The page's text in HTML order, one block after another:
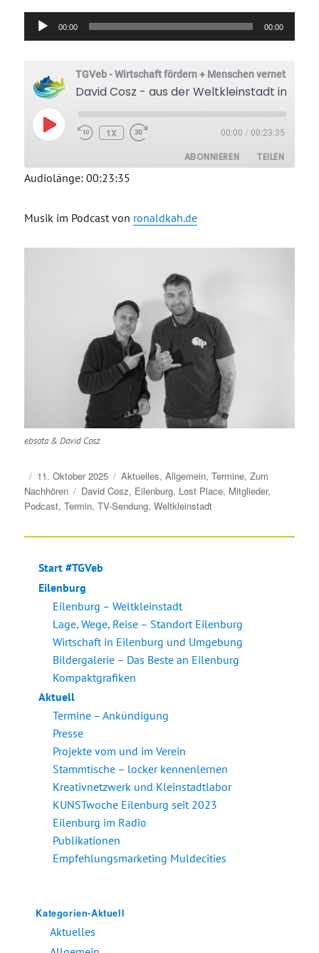
Audio-
Player
00:00 00:00
TGVeb - Wirtschaft fördern + Menschen vernetzen
PLAY
EPISODE 1X 00:00 / 00:23:35
ABONNIEREN TEILEN
LINK
Audiolänge: 00:23:35
Musik im Podcast von ronaldkah.de
ebsota & David Cosz
Veröffentlicht
am
11. Oktober 2025 Kategorien
Aktuelles,Allgemein,Termine,Zum
Nachhören
Schlagwörter
David Cosz, Eilenburg, Lost Place, Mitglieder,
Podcast,Termin,TV-Sendung,Weltkleinstadt
Start #TGVeb
Eilenburg
Eilenburg – Weltkleinstadt
Lage, Wege, Reise – Standort Eilenburg
Wirtschaft in Eilenburg und Umgebung
Bildergalerie – Das Beste an Eilenburg
Kompaktgrafiken
Aktuell
Termine – Ankündigung
Presse
Projekte vom und im Verein
Stammtische – locker kennenlernen
Kreativnetzwerk und Kleinstadtlabor
KUNSTwoche Eilenburg seit 2023
Eilenburg im Radio
Publikationen
Empfehlungsmarketing Muldecities
Kategorien-Aktuell
Aktuelles